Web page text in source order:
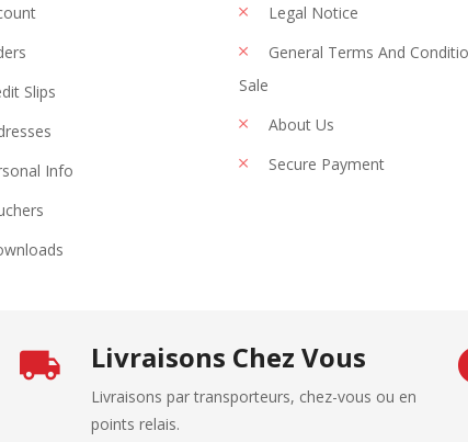
Slips
Info
Legal Notice
General Terms And
Sale
About Us
Secure Payment
Livraisons Chez Vous
Livraisons par transporteurs, chez-vous ou en
points relais.